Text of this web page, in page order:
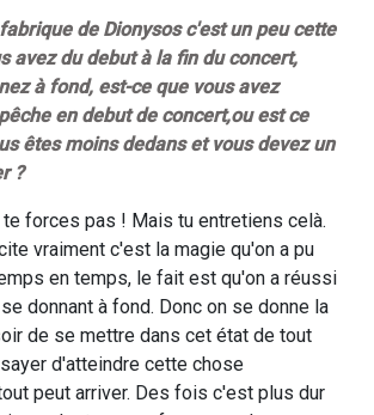
de Dionysos c'est un peu cette
avez du debut à la fin du concert,
à fond, est-ce que vous avez
en debut de concert,ou est ce
êtes moins dedans et vous devez un
?
te forces pas ! Mais tu entretiens celà.
vraiment c'est la magie qu'on a pu
en temps, le fait est qu'on a réussi
donnant à fond. Donc on se donne la
de se mettre dans cet état de tout
d'atteindre cette chose
peut arriver. Des fois c'est plus dur